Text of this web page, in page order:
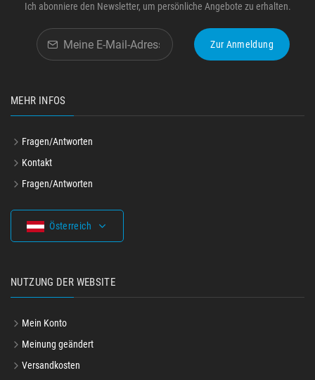
Ich abonniere den Newsletter, um persönliche Angebote zu erhalten.
Zur Anmeldung
MEHR INFOS
Fragen/Antworten
Kontakt
Fragen/Antworten
Österreich
NUTZUNG DER WEBSITE
Mein Konto
Meinung geändert
Versandkosten